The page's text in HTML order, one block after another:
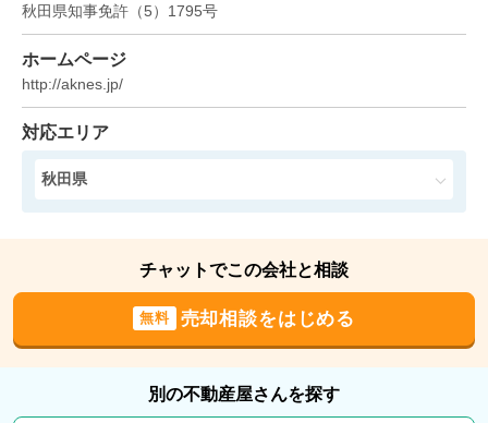
秋田県男鹿市脇本脇本
建物面積:
土地面積:266
500万円 2024年5月
秋田県男鹿市船川港船川
秋田県知事免許 （5） 1795号
ホームページ
http://aknes.jp/
対応エリア
秋田県
チャットでこの会社と相談
無料 売却相談をはじめる
別の不動産屋さんを探す